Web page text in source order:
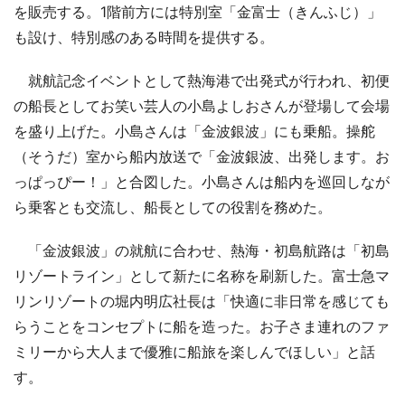
を販売する。1階前方には特別室「金富士（きんふじ）」
も設け、特別感のある時間を提供する。
就航記念イベントとして熱海港で出発式が行われ、初便
の船長としてお笑い芸人の小島よしおさんが登場して会場
を盛り上げた。小島さんは「金波銀波」にも乗船。操舵
（そうだ）室から船内放送で「金波銀波、出発します。お
っぱっぴー！」と合図した。小島さんは船内を巡回しなが
ら乗客とも交流し、船長としての役割を務めた。
「金波銀波」の就航に合わせ、熱海・初島航路は「初島
リゾートライン」として新たに名称を刷新した。富士急マ
リンリゾートの堀内明広社長は「快適に非日常を感じても
らうことをコンセプトに船を造った。お子さま連れのファ
ミリーから大人まで優雅に船旅を楽しんでほしい」と話
す。